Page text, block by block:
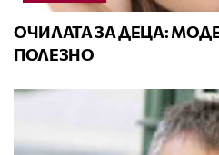
ОЧИЛАТА ЗА ДЕЦА:
ПОЛЕЗНО